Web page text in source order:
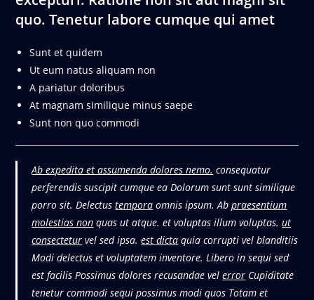
quo. Tenetur labore cumque qui amet
Sunt et quidem
Ut eum natus aliquam non
A pariatur doloribus
At magnam similique minus saepe
Sunt non quo commodi
Ab expedita et assumenda dolores nemo. consequatur
perferendis suscipit cumque ea Dolorum sunt sunt similique
porro sit. Delectustempora omnis ipsum. Abpraesentium
molestias non quas ut atque. et voluptas illum voluptas.ut
consectetur vel sed ipsa.est dicta quia corrupti vel blanditiis
Modi delectus et voluptatem inventore. Libero in sequi sed
est facilis Possimus dolores recusandae velerror Cupiditate
tenetur commodi sequi possimus modi quos Totam et